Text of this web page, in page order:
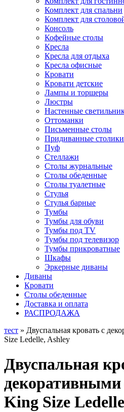
Комплект для спальни
Комплект для
Консоль
Кофейные столы
Кресла
Кресла для отдыха
Кресла офисные
Кровати
Кровати детские
Лампы и торшеры
Люстры
Настенные
Оттоманки
Письменные столы
Придиванные столики
Пуф
Стеллажи
Столы журнальные
Столы обеденные
Столы туалетные
Стулья
Стулья барные
Тумбы
Тумбы для обуви
Тумбы под TV
Тумбы под телевизор
Тумбы прикроватные
Шкафы
Эркерные диваны
Диваны
Кровати
Столы обеденные
Доставка и оплата
РАСПРОДАЖА
тест » Двуспальная кровать с
Size Ledelle, Ashley
Двуспальная
декоративными
King Size